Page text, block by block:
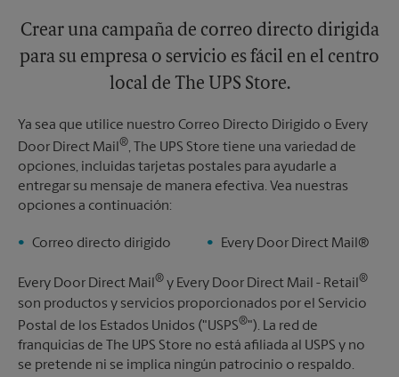
Crear una campaña de correo directo dirigida
para su empresa o servicio es fácil en el centro
local de The UPS Store.
Ya sea que utilice nuestro Correo Directo Dirigido o Every
Door Direct Mail®, The UPS Store tiene una variedad de
opciones, incluidas tarjetas postales para ayudarle a
entregar su mensaje de manera efectiva. Vea nuestras
opciones a continuación:
Correo directo dirigido Every Door Direct Mail®
Every Door Direct Mail® y Every Door Direct Mail - Retail®
son productos y servicios proporcionados por el Servicio
Postal de los Estados Unidos ("USPS®"). La red de
franquicias de The UPS Store no está afiliada al USPS y no
se pretende ni se implica ningún patrocinio o respaldo.